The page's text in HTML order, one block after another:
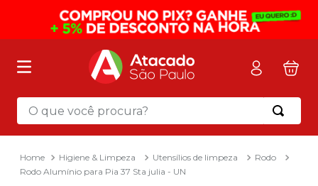
O que você procura?
Higiene & Limpeza Utensílios de limpeza
Rodo
Rodo Alumínio para Pia 37 Sta julia - UN
Termos mais buscados
mochila
2º sacola